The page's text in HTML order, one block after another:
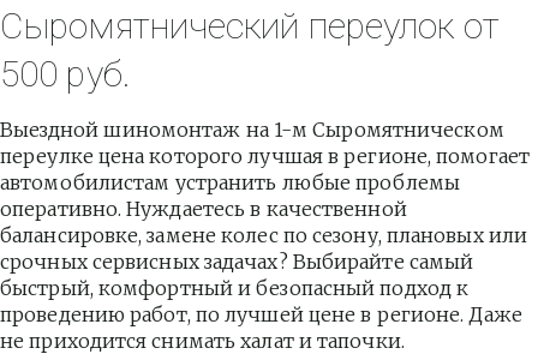
Сыромятнический переулок от
500 руб.
Выездной шиномонтаж на 1-м Сыромятническом
переулке цена которого лучшая в регионе, помогает
автомобилистам устранить любые проблемы
оперативно. Нуждаетесь в качественной
балансировке, замене колес по сезону, плановых или
срочных сервисных задачах? Выбирайте самый
быстрый, комфортный и безопасный подход к
проведению работ, по лучшей цене в регионе. Даже
не приходится снимать халат и тапочки.